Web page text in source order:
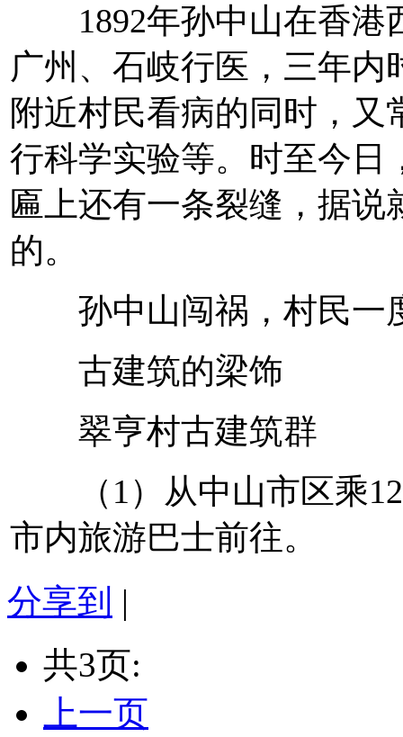
1892年孙中山在香港
广州、石岐行医，三年
附近村民看病的同时，
行科学实验等。时至今日
匾上还有一条裂缝，据
的。
孙中山闯祸，村民一
古建筑的梁饰
翠亨村古建筑群
（1）从中山市区乘12
市内旅游巴士前往。
分享到 |
共3页:
上一页